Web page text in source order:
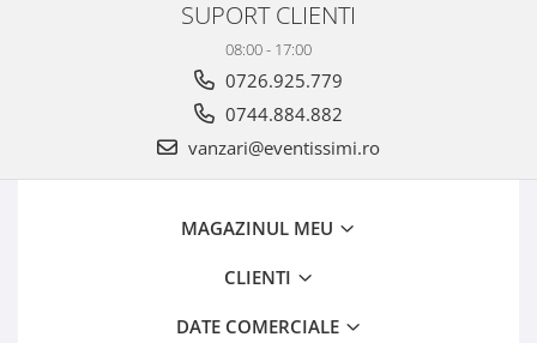
SUPORT CLIENTI
08:00 - 17:00
0726.925.779
0744.884.882
vanzari@eventissimi.ro
MAGAZINUL MEU
CLIENTI
DATE COMERCIALE